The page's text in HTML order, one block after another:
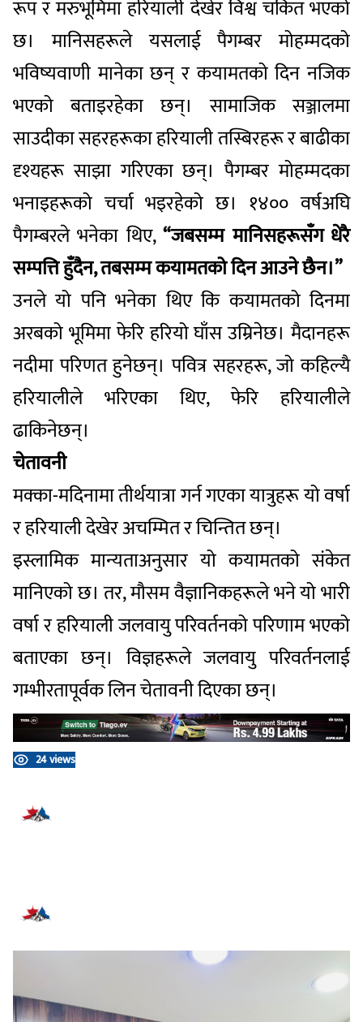
रूप र मरुभूमिमा हरियाली देखेर विश्व चकित भएको
छ। मानिसहरूले यसलाई पैगम्बर मोहम्मदको
भविष्यवाणी मानेका छन् र कयामतको दिन नजिक
भएको बताइरहेका छन्। सामाजिक सञ्जालमा
साउदीका सहरहरूका हरियाली तस्बिरहरू र बाढीका
दृश्यहरू साझा गरिएका छन्। पैगम्बर मोहम्मदका
भनाइहरूको चर्चा भइरहेको छ। १४०० वर्षअघि
पैगम्बरले भनेका थिए,“जबसम्म मानिसहरूसँग धेरै
सम्पत्ति हुँदैन, तबसम्म कयामतको दिन आउने छैन।”
उनले यो पनि भनेका थिए कि कयामतको दिनमा
अरबको भूमिमा फेरि हरियो घाँस उम्रिनेछ। मैदानहरू
नदीमा परिणत हुनेछन्। पवित्र सहरहरू, जो कहिल्यै
हरियालीले भरिएका थिए, फेरि हरियालीले
ढाकिनेछन्।
चेतावनी
मक्का-मदिनामा तीर्थयात्रा गर्न गएका यात्रुहरू यो वर्षा
र हरियाली देखेर अचम्मित र चिन्तित छन्।
इस्लामिक मान्यताअनुसार यो कयामतको संकेत
मानिएको छ। तर, मौसम वैज्ञानिकहरूले भने यो भारी
वर्षा र हरियाली जलवायु परिवर्तनको परिणाम भएको
बताएका छन्। विज्ञहरूले जलवायु परिवर्तनलाई
गम्भीरतापूर्वक लिन चेतावनी दिएका छन्।
24 views